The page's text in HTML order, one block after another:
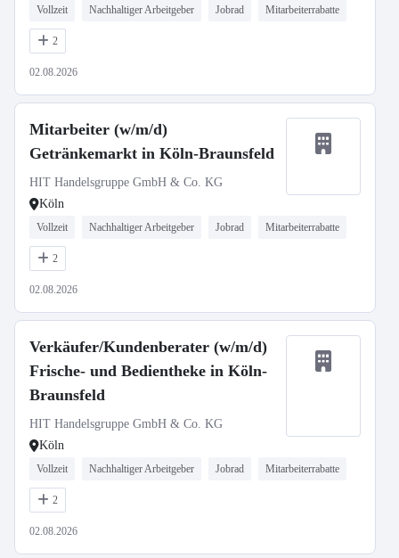
Vollzeit Nachhaltiger Arbeitgeber Jobrad Mitarbeiterrabatte
2
02.08.2026
Mitarbeiter (w/m/d)
Getränkemarkt in Köln-Braunsfeld
HIT Handelsgruppe GmbH & Co. KG
Köln
Vollzeit Nachhaltiger Arbeitgeber Jobrad Mitarbeiterrabatte
2
02.08.2026
Verkäufer/Kundenberater (w/m/d)
Frische- und Bedientheke in Köln-
Braunsfeld
HIT Handelsgruppe GmbH & Co. KG
Köln
Vollzeit Nachhaltiger Arbeitgeber Jobrad Mitarbeiterrabatte
2
02.08.2026